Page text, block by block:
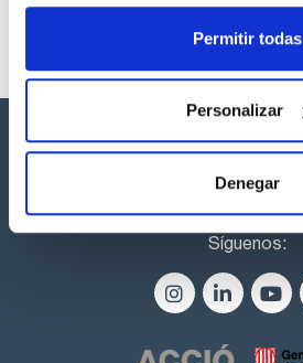
Permitir todas
Personalizar
Denegar
Síguenos: